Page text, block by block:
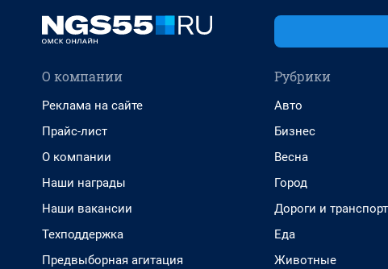
О компании
Реклама на сайте
Прайс-лист
О компании
Наши награды
Наши вакансии
Техподдержка
Предвыборная агитация
Рубрики
Авто
Бизнес
Весна
Город
Дороги и транспорт
Еда
Животные